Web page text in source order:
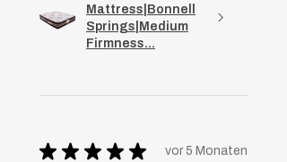
Mattress|Bonnell
Springs|Medium
Firmness...
★ ★ ★ ★ ★ vor 5 Monaten